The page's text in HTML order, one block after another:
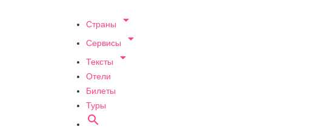
Страны 
Сервисы 
Тексты 
Отели
Билеты
Туры
